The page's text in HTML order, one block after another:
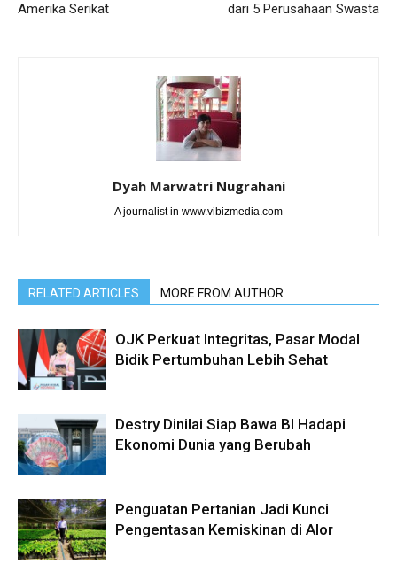
Amerika Serikat
dari 5 Perusahaan Swasta
Dyah Marwatri Nugrahani
A journalist in www.vibizmedia.com
RELATED ARTICLES MORE FROM AUTHOR
OJK Perkuat Integritas, Pasar Modal
Bidik Pertumbuhan Lebih Sehat
Destry Dinilai Siap Bawa BI Hadapi
Ekonomi Dunia yang Berubah
Penguatan Pertanian Jadi Kunci
Pengentasan Kemiskinan di Alor